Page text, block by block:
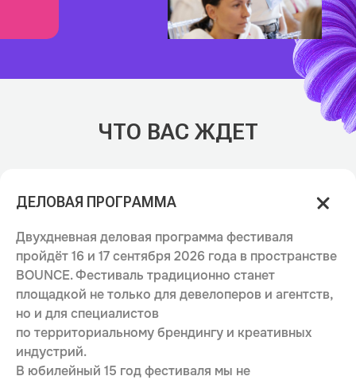
ЧТО ВАС ЖДЕТ
ДЕЛОВАЯ ПРОГРАММА
Двухдневная деловая программа фестиваля
пройдёт 16 и 17 сентября 2026 года в пространстве
BOUNCE. Фестиваль традиционно станет
площадкой не только для девелоперов и агентств,
но и для специалистов
по территориальному брендингу и креативных
индустрий.
В юбилейный 15 год фестиваля мы не